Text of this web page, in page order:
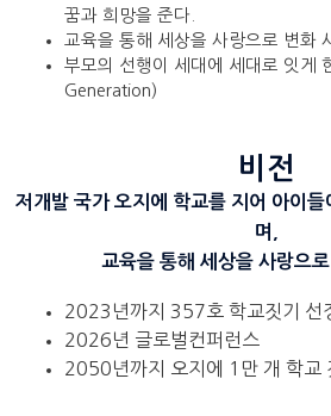
꿈과 희망을 준다.
교육을 통해 세상을 사랑으로 변화
부모의 선행이 세대에 세대로 잇게
Generation)
비전
저개발 국가 오지에 학교를 지어 아이
며,
교육을 통해 세상을 사랑으
2023년까지 357호 학교짓기 선
2026년 글로벌컨퍼런스
2050년까지 오지에 1만 개 학교